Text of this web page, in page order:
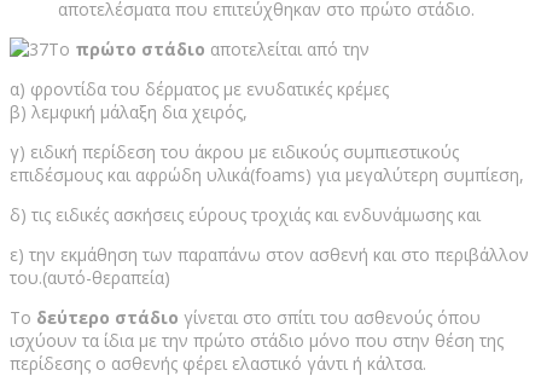
αποτελέσματα που επιτεύχθηκαν στο πρώτο στάδιο.
Το πρώτο στάδιο αποτελείται από την
α) φροντίδα του δέρματος με ενυδατικές κρέμες
β) λεμφική μάλαξη δια χειρός,
γ) ειδική περίδεση του άκρου με ειδικούς συμπιεστικούς
επιδέσμους και αφρώδη υλικά(foams) για μεγαλύτερη συμπίεση,
δ) τις ειδικές ασκήσεις εύρους τροχιάς και ενδυνάμωσης και
ε) την εκμάθηση των παραπάνω στον ασθενή και στο περιβάλλον
του.(αυτό-θεραπεία)
Το δεύτερο στάδιο γίνεται στο σπίτι του ασθενούς όπου
ισχύουν τα ίδια με την πρώτο στάδιο μόνο που στην θέση της
περίδεσης ο ασθενής φέρει ελαστικό γάντι ή κάλτσα.